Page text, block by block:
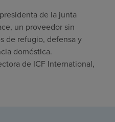
de la junta
un proveedor sin
de refugio, defensa y
doméstica.
de ICF International,